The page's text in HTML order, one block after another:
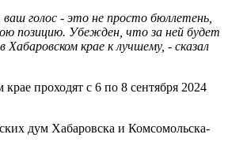
голос - это не просто бюллетень,
позицию. Убежден, что за ней будет
крае к лучшему, - сказал
проходят с 6 по 8 сентября 2024
дум Хабаровска и Комсомольска-